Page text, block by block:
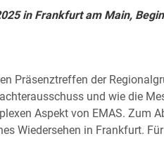
in Frankfurt am Main,
Präsenztreffen der
und wie die
Aspekt von EMAS. Zum
Wiedersehen in Frankfurt.